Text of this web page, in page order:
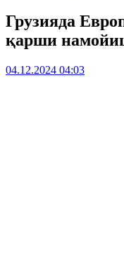
Грузияда
қарши
04.12.2024 04:03